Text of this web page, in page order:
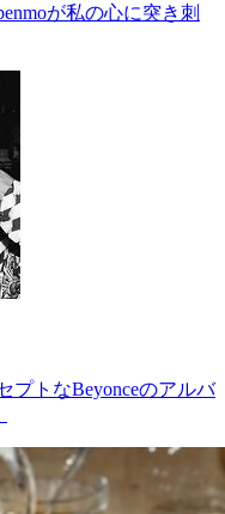
が私の心に突き刺
プトなBeyonceのアルバ